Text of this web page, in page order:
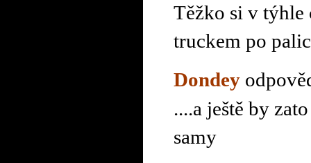
Těžko si v
truckem po
Dondey
....a ještě by
samy